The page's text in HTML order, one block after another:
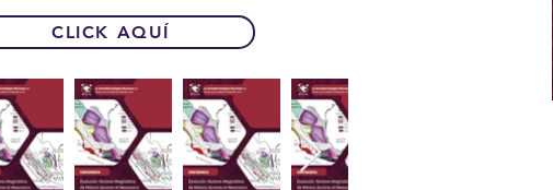
CLICK AQUÍ